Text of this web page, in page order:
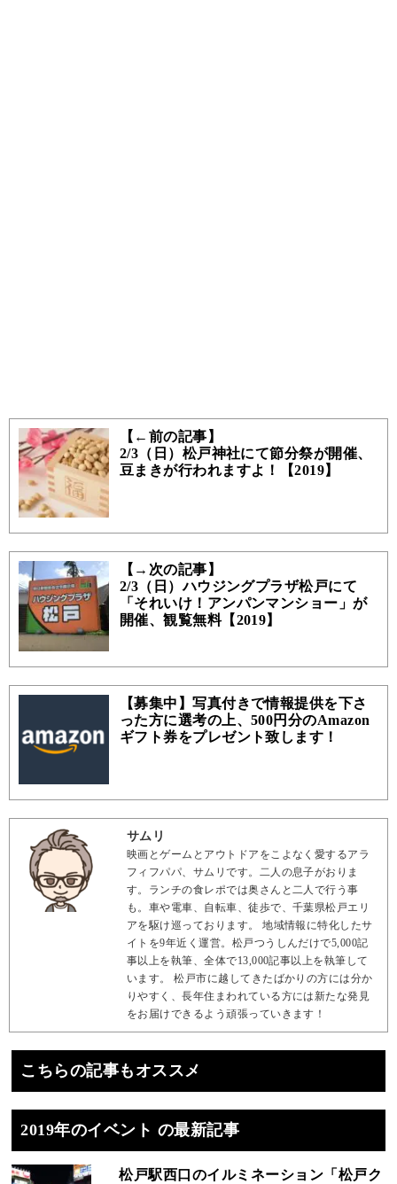
【←前の記事】
2/3（日）松戸神社にて節分祭が開催、
豆まきが行われますよ！【2019】
【→次の記事】
2/3（日）ハウジングプラザ松戸にて
「それいけ！アンパンマンショー」が
開催、観覧無料【2019】
【募集中】写真付きで情報提供を下さ
った方に選考の上、500円分のAmazon
ギフト券をプレゼント致します！
サムリ
映画とゲームとアウトドアをこよなく愛するアラ
フィフパパ、サムリです。二人の息子がおりま
す。ランチの食レポでは奥さんと二人で行う事
も。車や電車、自転車、徒歩で、千葉県松戸エリ
アを駆け巡っております。 地域情報に特化したサ
イトを9年近く運営。松戸つうしんだけで5,000記
事以上を執筆、全体で13,000記事以上を執筆して
います。 松戸市に越してきたばかりの方には分か
りやすく、長年住まわれている方には新たな発見
をお届けできるよう頑張っていきます！
こちらの記事もオススメ
2019年のイベント の最新記事
松戸駅西口のイルミネーション「松戸ク